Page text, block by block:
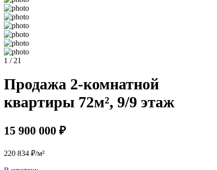
1 / 21
Продажа 2-комнатной
квартиры 72м², 9/9 этаж
15 900 000 ₽
220 834 ₽/м²